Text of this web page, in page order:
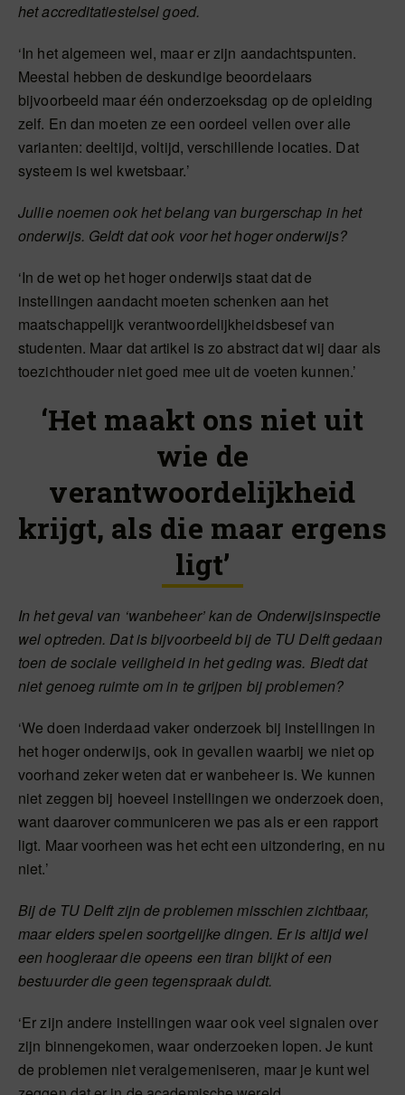
het accreditatiestelsel goed.
‘In het algemeen wel, maar er zijn aandachtspunten.
Meestal hebben de deskundige beoordelaars
bijvoorbeeld maar één onderzoeksdag op de opleiding
zelf. En dan moeten ze een oordeel vellen over alle
varianten: deeltijd, voltijd, verschillende locaties. Dat
systeem is wel kwetsbaar.’
Jullie noemen ook het belang van burgerschap in het
onderwijs. Geldt dat ook voor het hoger onderwijs?
‘In de wet op het hoger onderwijs staat dat de
instellingen aandacht moeten schenken aan het
maatschappelijk verantwoordelijkheidsbesef van
studenten. Maar dat artikel is zo abstract dat wij daar als
toezichthouder niet goed mee uit de voeten kunnen.’
‘Het maakt ons niet uit
wie de
verantwoordelijkheid
krijgt, als die maar ergens
ligt’
In het geval van ‘wanbeheer’ kan de Onderwijsinspectie
wel optreden. Dat is bijvoorbeeld bij de TU Delft gedaan
toen de sociale veiligheid in het geding was. Biedt dat
niet genoeg ruimte om in te grijpen bij problemen?
‘We doen inderdaad vaker onderzoek bij instellingen in
het hoger onderwijs, ook in gevallen waarbij we niet op
voorhand zeker weten dat er wanbeheer is. We kunnen
niet zeggen bij hoeveel instellingen we onderzoek doen,
want daarover communiceren we pas als er een rapport
ligt. Maar voorheen was het echt een uitzondering, en nu
niet.’
Bij de TU Delft zijn de problemen misschien zichtbaar,
maar elders spelen soortgelijke dingen. Er is altijd wel
een hoogleraar die opeens een tiran blijkt of een
bestuurder die geen tegenspraak duldt.
‘Er zijn andere instellingen waar ook veel signalen over
zijn binnengekomen, waar onderzoeken lopen. Je kunt
de problemen niet veralgemeniseren, maar je kunt wel